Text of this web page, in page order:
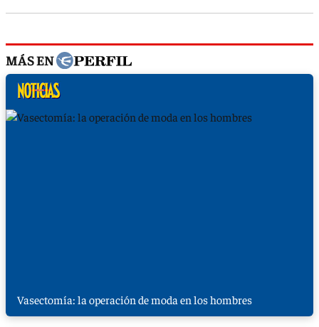
MÁS EN
Vasectomía: la operación de moda en los hombres